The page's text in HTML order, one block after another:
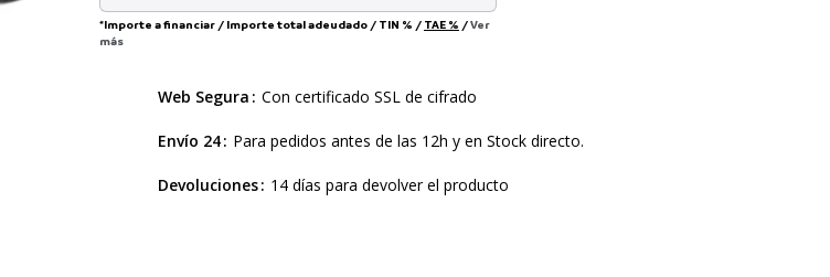
*Importe a financiar / Importe total adeudado / TIN % / TAE % /Ver
más
Web Segura Con certificado SSL de cifrado
Envío 24 Para pedidos antes de las 12h y en Stock directo.
Devoluciones 14 días para devolver el producto